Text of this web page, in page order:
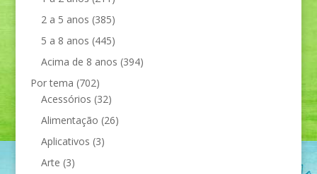
2 a 5 anos (385)
5 a 8 anos (445)
Acima de 8 anos (394)
Por tema (702)
Acessórios (32)
Alimentação (26)
Aplicativos (3)
Arte (3)